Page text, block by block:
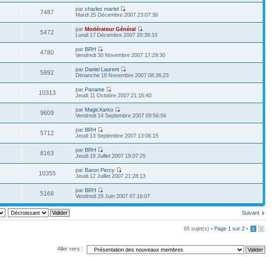
7487 parcharles martel
Mardi 25 Décembre 2007 23:07:38
5472 parModérateur Général
Lundi 17 Décembre 2007 20:39:33
4780 par BRH
Vendredi 30 Novembre 2007 17:29:30
5892 par Daniel Laurent
Dimanche 18 Novembre 2007 08:36:23
10313 par Paname
Jeudi 11 Octobre 2007 21:15:40
9609 par MagicXarko
Vendredi 14 Septembre 2007 09:56:56
5712 par BRH
Jeudi 13 Septembre 2007 13:06:15
8163 par BRH
Jeudi 19 Juillet 2007 19:07:25
10355 par Baron Percy
Jeudi 12 Juillet 2007 21:28:13
5168 par BRH
Vendredi 29 Juin 2007 07:16:07
Suivant
65 sujet(s) • Page 1 sur 2 • 1 2
Aller vers :